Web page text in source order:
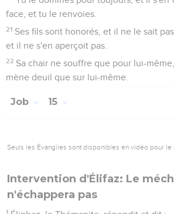
face, et tu le renvoies.
21 Ses fils sont honorés, et il ne le sait
et il ne s'en aperçoit pas.
22 Sa chair ne souffre que pour lui-
mène deuil que sur lui-même.
Job 15
Seuls les Évangiles sont disponibles en vidéo pour le
Intervention d'Élifaz: Le
n'échappera pas
1